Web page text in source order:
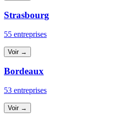
Strasbourg
55 entreprises
Voir →
Bordeaux
53 entreprises
Voir →